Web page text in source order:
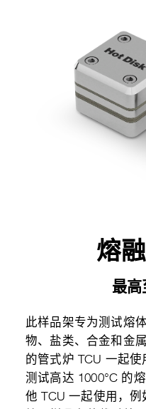
熔
最高
此样品架专为测试熔
物、盐类、合金和金
的管式炉 TCU 一起
测试高达 1000°C 的
他 TCU 一起使用，